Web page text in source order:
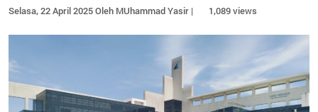
Selasa, 22 April 2025 Oleh MUhammad Yasir | 1,089 views